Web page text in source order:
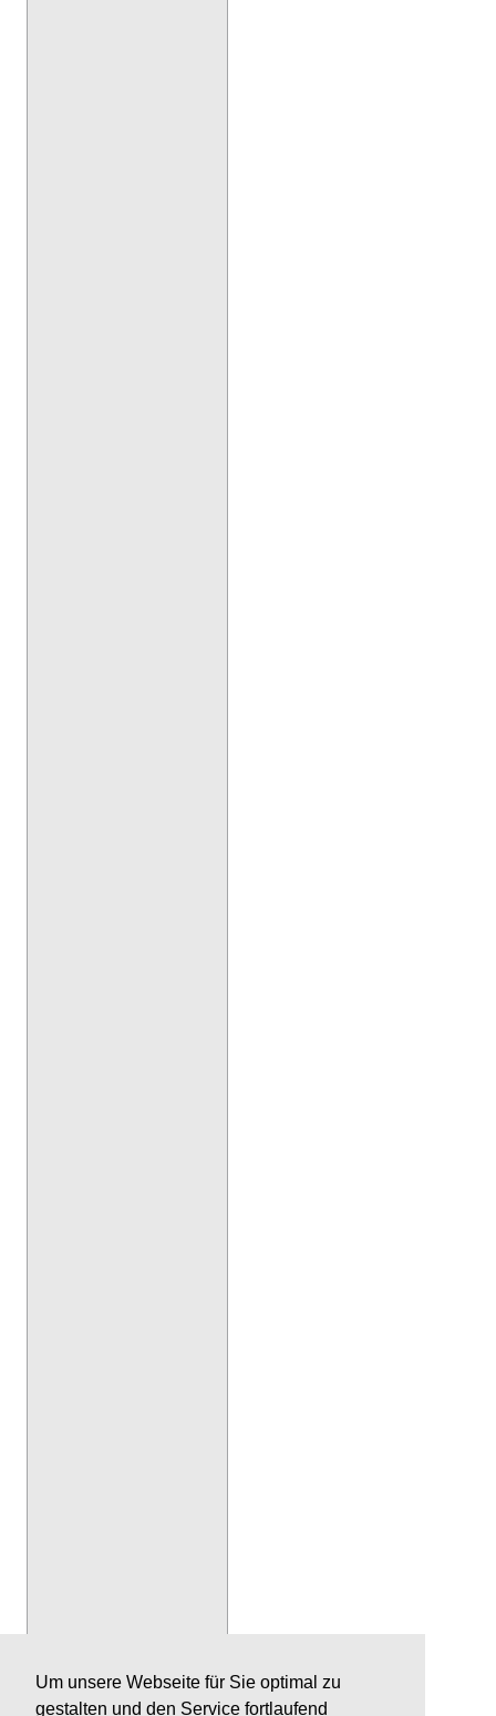
Um unsere Webseite für Sie optimal zu
gestalten und den Service fortlaufend